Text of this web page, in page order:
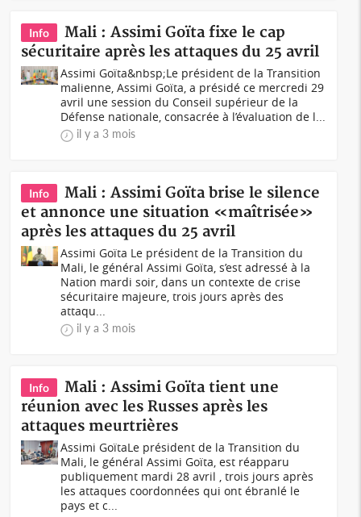
Info
Mali : Assimi Goïta fixe le cap
sécuritaire après les attaques du 25 avril
Assimi Goïta&nbsp;Le président de la Transition
malienne, Assimi Goïta, a présidé ce mercredi 29
avril une session du Conseil supérieur de la
Défense nationale, consacrée à l’évaluation de l...
il y a 3 mois
Info
Mali : Assimi Goïta brise le silence
et annonce une situation «maîtrisée»
après les attaques du 25 avril
Assimi Goïta Le président de la Transition du
Mali, le général Assimi Goïta, s’est adressé à la
Nation mardi soir, dans un contexte de crise
sécuritaire majeure, trois jours après des
attaqu...
il y a 3 mois
Info
Mali : Assimi Goïta tient une
réunion avec les Russes après les
attaques meurtrières
Assimi GoïtaLe président de la Transition du
Mali, le général Assimi Goïta, est réapparu
publiquement mardi 28 avril , trois jours après
les attaques coordonnées qui ont ébranlé le
pays et c...